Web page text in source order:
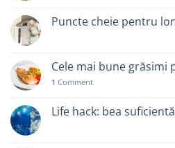
Puncte cheie pentru
Cele mai bune grăsimi
1 Comment
Life hack: bea